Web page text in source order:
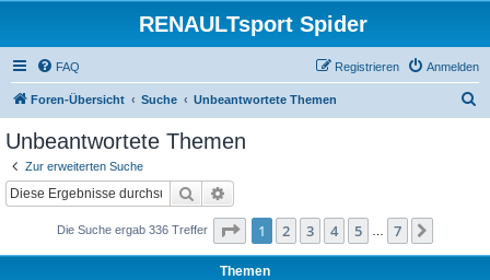
RENAULTsport Spider
FAQ Anmelden
Registrieren
Foren-Übersicht Suche Unbeantwortete Themen
Unbeantwortete Themen
Zur erweiterten Suche
Suche
Die Suche ergab 336 Treffer Seite 1von
1 2 3 4 5 7
Themen